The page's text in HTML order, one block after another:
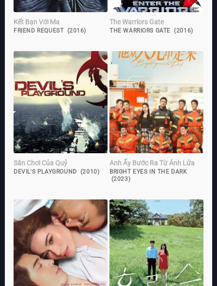
Kết Bạn Với Ma
FRIEND REQUEST (2016)
The Warriors Gate
THE WARRIORS GATE (2016)
Sân Chơi Của Quỷ
DEVIL'S PLAYGROUND (2010)
Anh Ấy Bước Ra Từ Ánh Lửa
BRIGHT EYES IN THE DARK
(2023)